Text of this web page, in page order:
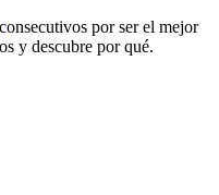
consecutivos por ser el mejor
y descubre por qué.